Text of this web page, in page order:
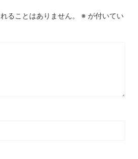
ることはありません。 ※ が付いてい